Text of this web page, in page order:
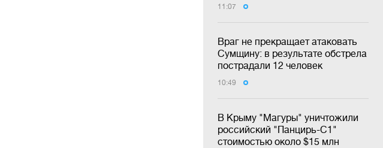
11:07
Враг не прекращает атаковать
Сумщину: в результате обстрела
пострадали 12 человек
10:49
В Крыму "Магуры" уничтожили
российский "Панцирь-С1"
стоимостью около $15 млн